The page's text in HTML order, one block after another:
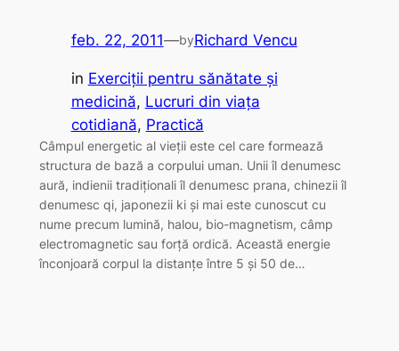
feb. 22, 2011—byRichard Vencu
in Exerciţii pentru sănătate şi
medicină, Lucruri din viaţa
cotidiană, Practică
Câmpul energetic al vieții este cel care formează
structura de bază a corpului uman. Unii îl denumesc
aură, indienii tradiționali îl denumesc prana, chinezii îl
denumesc qi, japonezii ki și mai este cunoscut cu
nume precum lumină, halou, bio-magnetism, câmp
electromagnetic sau forță ordică. Această energie
înconjoară corpul la distanțe între 5 și 50 de…